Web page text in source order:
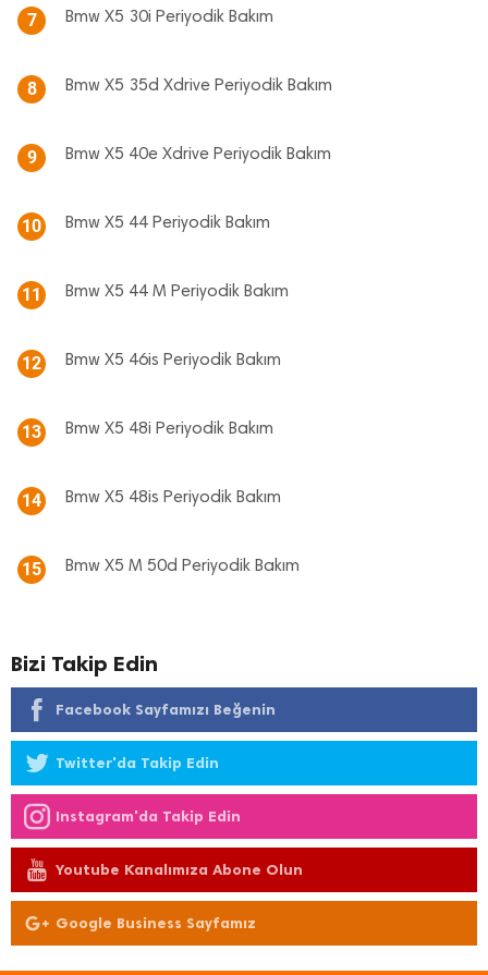
7 Bmw X5 30i Periyodik Bakım
8 Bmw X5 35d Xdrive Periyodik Bakım
9 Bmw X5 40e Xdrive Periyodik Bakım
10 Bmw X5 44 Periyodik Bakım
11 Bmw X5 44 M Periyodik Bakım
12 Bmw X5 46is Periyodik Bakım
13 Bmw X5 48i Periyodik Bakım
14 Bmw X5 48is Periyodik Bakım
15 Bmw X5 M 50d Periyodik Bakım
Bizi Takip Edin
Facebook Sayfamızı Beğenin
Twitter'da Takip Edin
Instagram'da Takip Edin
Youtube Kanalımıza Abone Olun
Google Business Sayfamız